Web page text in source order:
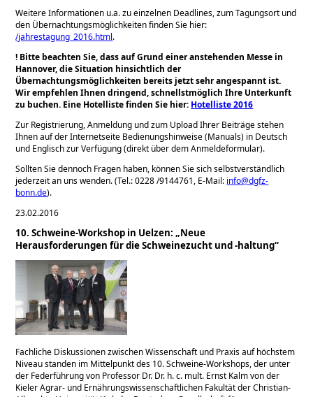
Weitere Informationen u.a. zu einzelnen Deadlines, zum Tagungsort und
den Übernachtungsmöglichkeiten finden Sie hier:
/jahrestagung_2016.html.
! Bitte beachten Sie, dass auf Grund einer anstehenden Messe in
Hannover, die Situation hinsichtlich der
Übernachtungsmöglichkeiten bereits jetzt sehr angespannt ist.
Wir empfehlen Ihnen dringend, schnellstmöglich Ihre Unterkunft
zu buchen. Eine Hotelliste finden Sie hier: Hotelliste 2016
Zur Registrierung, Anmeldung und zum Upload Ihrer Beiträge stehen
Ihnen auf der Internetseite Bedienungshinweise (Manuals) in Deutsch
und Englisch zur Verfügung (direkt über dem Anmeldeformular).
Sollten Sie dennoch Fragen haben, können Sie sich selbstverständlich
jederzeit an uns wenden. (Tel.: 0228 /9144761, E-Mail: info@dgfz-
bonn.de).
23.02.2016
10. Schweine-Workshop in Uelzen: „Neue
Herausforderungen für die Schweinezucht und -haltung“
Fachliche Diskussionen zwischen Wissenschaft und Praxis auf höchstem
Niveau standen im Mittelpunkt des 10. Schweine-Workshops, der unter
der Federführung von Professor Dr. Dr. h. c. mult. Ernst Kalm von der
Kieler Agrar- und Ernährungswissenschaftlichen Fakultät der Christian-